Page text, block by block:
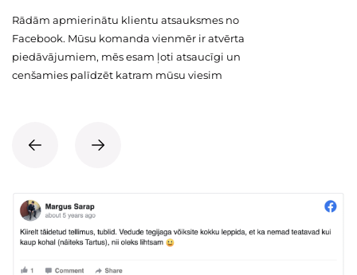
Rādām apmierinātu klientu atsauksmes no
Facebook. Mūsu komanda vienmēr ir atvērta
piedāvājumiem, mēs esam ļoti atsaucīgi un
cenšamies palīdzēt katram mūsu viesim